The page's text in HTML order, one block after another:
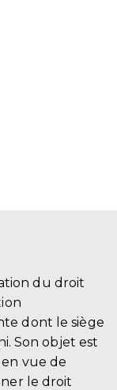
du droit
dont le siège
Son objet est
vue de
le droit